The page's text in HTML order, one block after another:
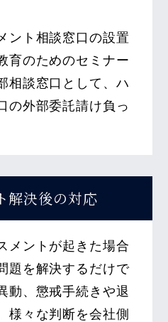
ント相談窓口の設置
育のためのセミナー
相談窓口として、ハ
の外部委託請け負っ
解決後の対応
メントが起きた場合
題を解決するだけで
動、懲戒手続きや退
様々な判断を会社側